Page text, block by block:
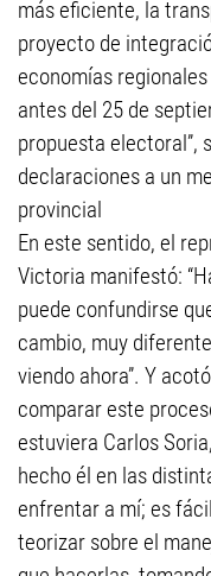
más eficiente, la
proyecto de
economías
antes del 25 de
propuesta electoral”,
declaraciones a un
provincial
En este sentido, el
Victoria manifestó:
puede confundirse
cambio, muy
viendo ahora”. Y
comparar este
estuviera Carlos
hecho él en las
enfrentar a mí; es
teorizar sobre el